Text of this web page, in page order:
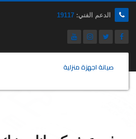
الدعم الفني: 19117
صيانة اجهزة منزلية